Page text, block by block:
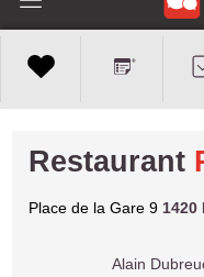
Restaurant
Place de la Gare 9 1420
Alain